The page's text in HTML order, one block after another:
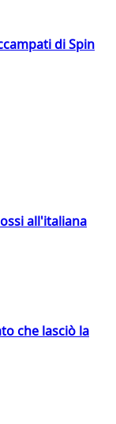
di Spin
all'italiana
che lasciò la